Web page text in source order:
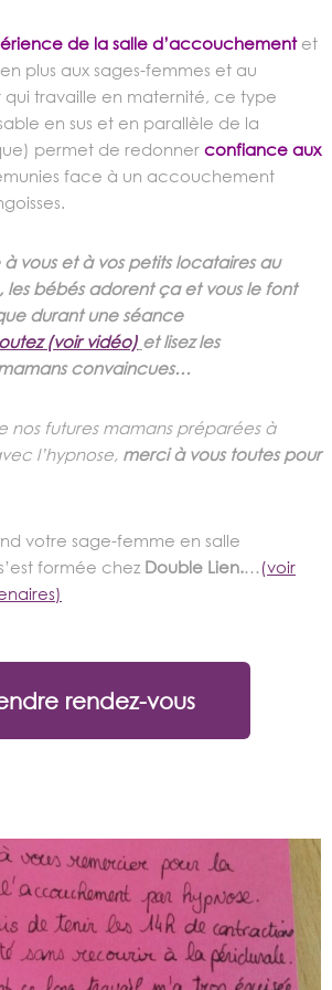
de la salle d’accouchementet
plus aux sages-femmes et au
qui travaille en maternité, ce type
en sus et en parallèle de la
permet de redonner confiance aux
face à un accouchement
vous et à vos petits locataires au
les bébés adorent ça et vous le font
durant une séance
(voir vidéo) et lisez les
convaincues…
nos futures mamans préparées à
l’hypnose, merci à vous toutes pour
votre sage-femme en salle
formée chez Double Lien.… (voir
rendez-vous